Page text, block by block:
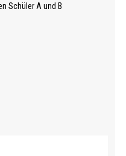
Schüler A und B